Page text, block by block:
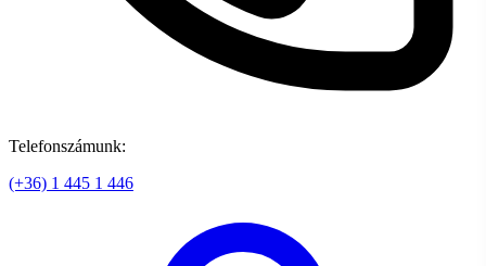
Telefonszámunk:
(+36) 1 445 1 446